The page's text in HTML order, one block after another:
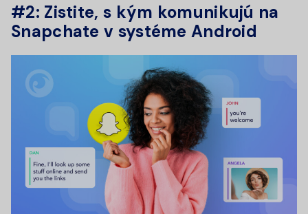
#2: Zistite, s kým komunikujú na
Snapchate v systéme Android